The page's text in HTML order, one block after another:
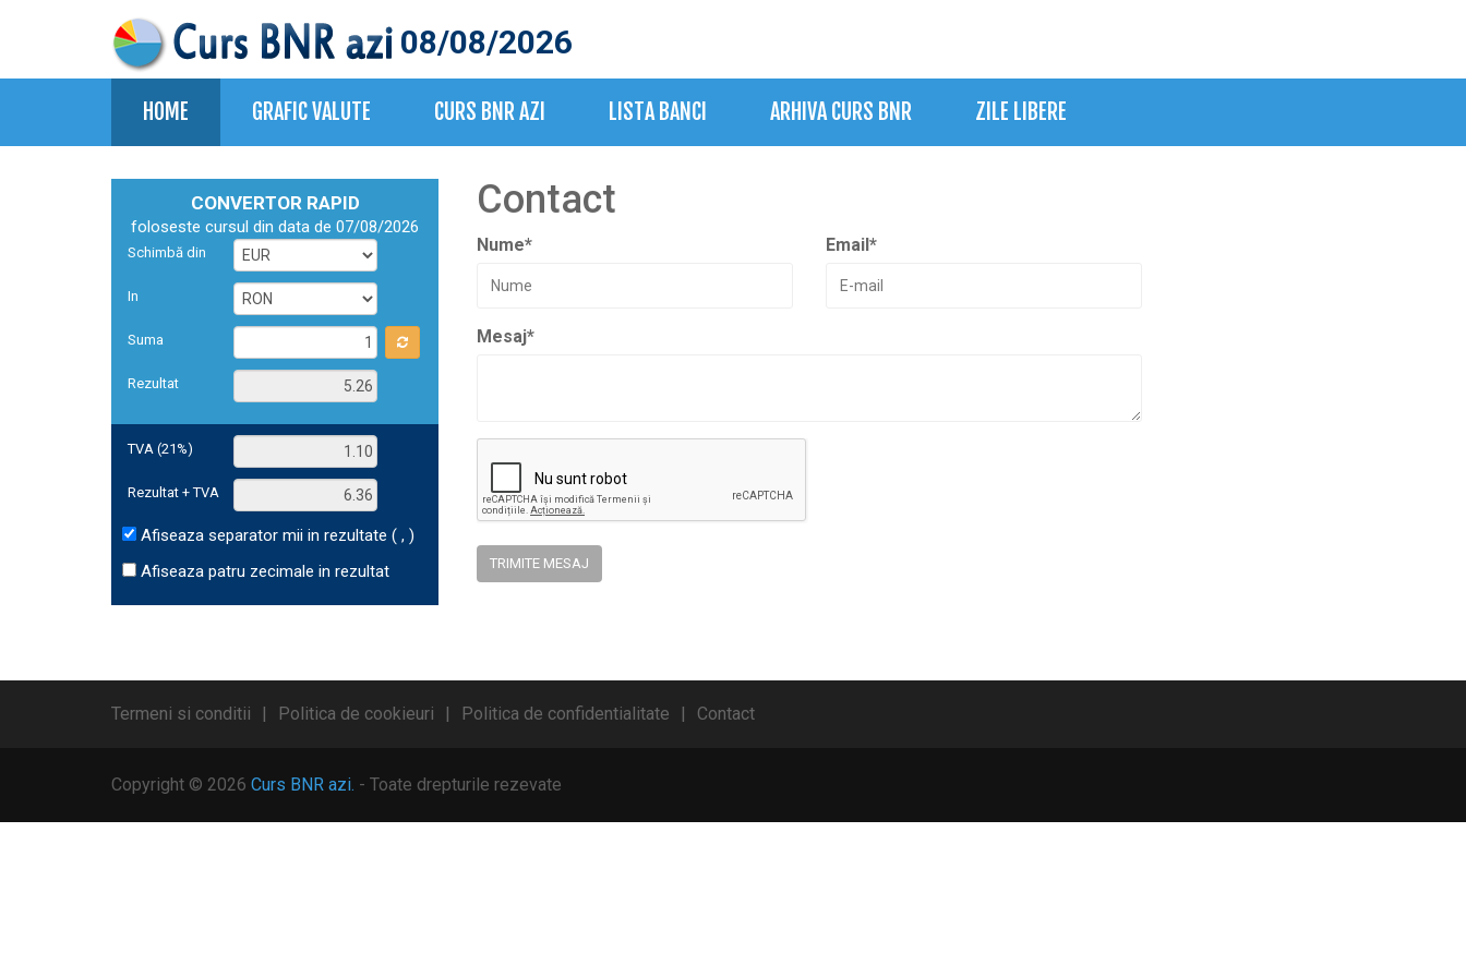
08/08/2026
HOME GRAFIC VALUTE CURS BNR AZI LISTA BANCI ARHIVA CURS BNR ZILE LIBERE
Contact
Nume* Email*
Mesaj*
TRIMITE MESAJ
CONVERTOR RAPID
foloseste cursul din data de 07/08/2026
Schimbă din
In
Suma
Rezultat
TVA (21%)
Rezultat + TVA
Afiseaza separator mii in rezultate ( , )
Afiseaza patru zecimale in rezultat
Termeni si conditii Politica de cookieuri Politica de confidentialitate Contact
Copyright © 2026 Curs BNR azi. - Toate drepturile rezevate